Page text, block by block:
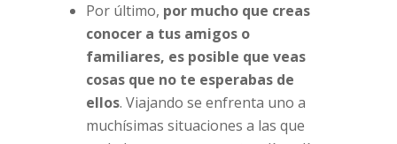
Por último, por mucho que creas
conocer a tus amigos o
familiares, es posible que veas
cosas que no te esperabas de
ellos. Viajando se enfrenta uno a
muchísimas situaciones a las que